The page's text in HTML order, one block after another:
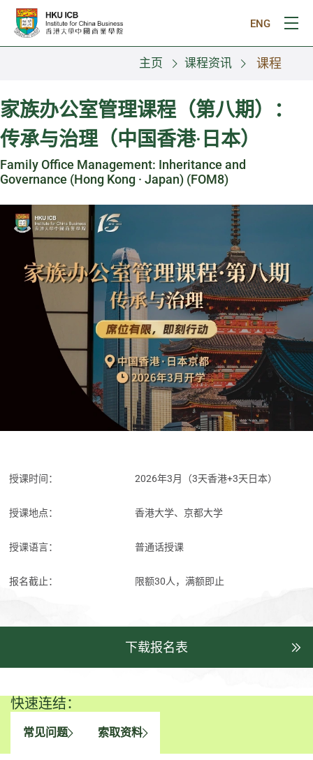
跳往主要内容
ENG
打
主页 课程资讯 课程
家族办公室管理课程（第八期）：
传承与治理（中国香港·日本）
Family Office Management: Inheritance and
Governance (Hong Kong · Japan) (FOM8)
授课时间： 2026年3月（3天香港+3天日本）
授课地点： 香港大学、京都大学
授课语言： 普通话授课
报名截止： 限额30人，满额即止
下载报名表
快速连结：
常见问题 索取资料